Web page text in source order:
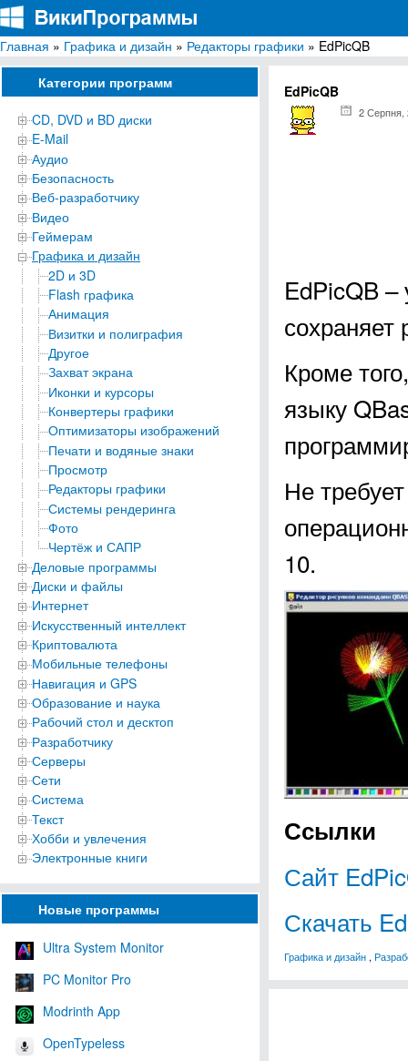
ВикиПрограммы
Энциклопедия бесплатных компьютерных программ для Windows
Главная » Графика и дизайн » Редакторы графики » EdPicQB
Категории программ
CD, DVD и BD диски
E-Mail
Аудио
Безопасность
Веб-разработчику
Видео
Геймерам
Графика и дизайн
2D и 3D
Flash графика
Анимация
Визитки и полиграфия
Другое
Захват экрана
Иконки и курсоры
Конвертеры графики
Оптимизаторы изображений
Печати и водяные знаки
Просмотр
Редакторы графики
Системы рендеринга
Фото
Чертёж и САПР
Деловые программы
Диски и файлы
Интернет
Искусственный интеллект
Криптовалюта
Мобильные телефоны
Навигация и GPS
Образование и наука
Рабочий стол и десктоп
Разработчику
Серверы
Сети
Система
Текст
Хобби и увлечения
Электронные книги
Новые программы
Ultra System Monitor
PC Monitor Pro
Modrinth App
OpenTypeless
EdPicQB
2 Серпня,
EdPicQB –
Кроме
языку
Не
10.
Ссылки
Сайт
Скачать
Графика и дизайн ,